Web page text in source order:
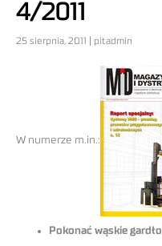
4/2011
25 sierpnia, 2011 | pitadmin
W numerze m.in.:
Pokonać wąskie gardło